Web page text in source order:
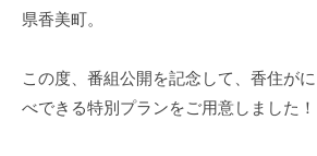
県香美町。
この度、番組公開を記念して、香住が
べできる特別プランをご用意しました！